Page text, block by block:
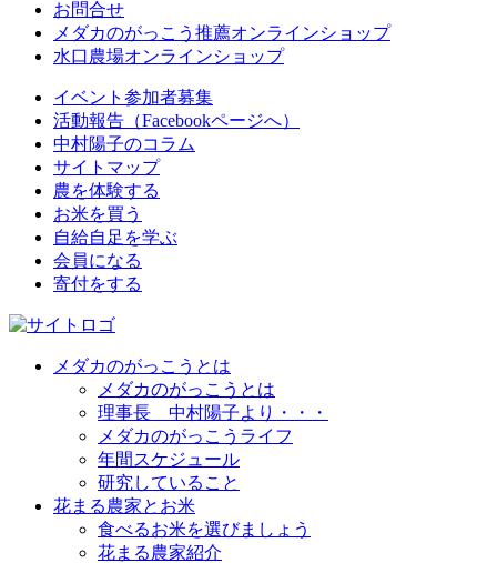
お問合せ
メダカのがっこう推薦オンラインショップ
水口農場オンラインショップ
イベント参加者募集
活動報告（Facebookページへ）
中村陽子のコラム
サイトマップ
農を体験する
お米を買う
自給自足を学ぶ
会員になる
寄付をする
メダカのがっこうとは
メダカのがっこうとは
理事長 中村陽子より・・・
メダカのがっこうライフ
年間スケジュール
研究していること
花まる農家とお米
食べるお米を選びましょう
花まる農家紹介